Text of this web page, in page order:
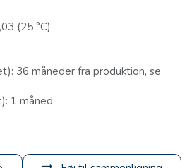
(25 °C)
36 måneder fra produktion, se
1 måned